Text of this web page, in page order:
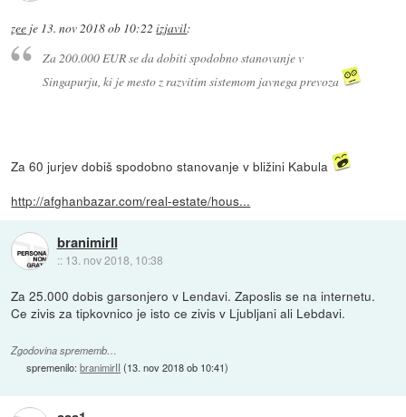
zee je 13. nov 2018 ob 10:22 izjavil:
Za 200.000 EUR se da dobiti spodobno stanovanje v
Singapurju, ki je mesto z razvitim sistemom javnega prevoza
Za 60 jurjev dobiš spodobno stanovanje v bližini Kabula
http://afghanbazar.com/real-estate/hous...
branimirII
:: 13. nov 2018, 10:38
Za 25.000 dobis garsonjero v Lendavi. Zaposlis se na internetu.
Ce zivis za tipkovnico je isto ce zivis v Ljubljani ali Lebdavi.
Zgodovina sprememb…
spremenilo:branimirII (13. nov 2018 ob 10:41)